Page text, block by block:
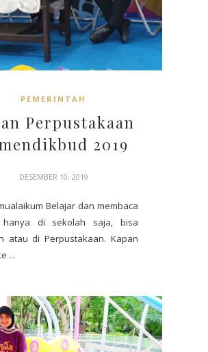
PEMERINTAH
Perpustakaan
2019
DESEMBER 10, 2019
Belajar dan membaca
hanya di sekolah saja, bisa
atau di Perpustakaan. Kapan
...